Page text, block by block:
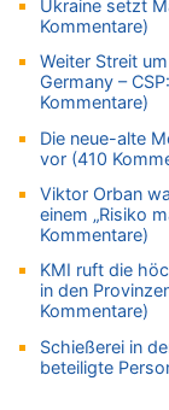
08.08.2026 -
Tempolimit in
08.08.2026 -
Mehrere
07.08.2026 -
Aachen ab 11.
Belgien setzt
07.08.2026 -
Mark van
Teufel
07.08.2026 -
Aachen ab 11.
Belgien setzt
Ukraine setzt
Kommentare)
Weiter Streit
Germany –
Kommentare)
Die neue-alte
vor (410
Viktor Orban
einem „Risiko
Kommentare)
KMI ruft die
in den
Kommentare)
Schießerei in
beteiligte